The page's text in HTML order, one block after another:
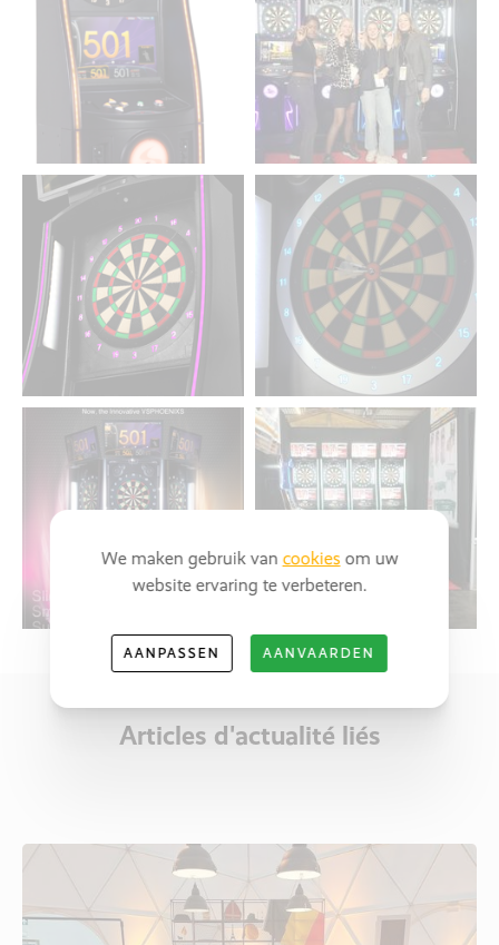
Articles d'actualité liés
We maken gebruik van cookies om uw
website ervaring te verbeteren.
AANPASSEN AANVAARDEN